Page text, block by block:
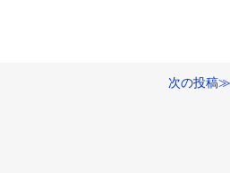
次の投稿≫